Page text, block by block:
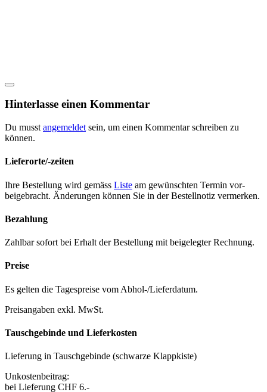
Hinterlasse einen Kommentar
Du musst angemeldet sein, um einen Kommentar schreiben zu
können.
Lieferorte/-zeiten
Ihre Bestel­lung wird gemäss Liste am gewün­scht­en Ter­min vor­
beige­bracht. Änderun­gen kön­nen Sie in der Bestell­no­tiz ver­merken.
Bezahlung
Zahlbar sofort bei Erhalt der Bestel­lung mit beigelegter Rech­nung.
Preise
Es gel­ten die Tage­spreise vom Abhol-/Liefer­da­tum.
Preisangaben exkl. MwSt.
Tauschgebinde und Lieferkosten
Liefer­ung in Tauschge­binde (schwarze Klapp­kiste)
Unkosten­beitrag:
bei Liefer­ung CHF 6.-